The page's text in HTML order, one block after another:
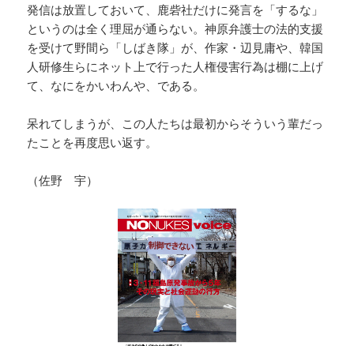
発信は放置しておいて、鹿砦社だけに発言を「するな」
というのは全く理屈が通らない。神原弁護士の法的支援
を受けて野間ら「しばき隊」が、作家・辺見庸や、韓国
人研修生らにネット上で行った人権侵害行為は棚に上げ
て、なにをかいわんや、である。
呆れてしまうが、この人たちは最初からそういう輩だっ
たことを再度思い返す。
（佐野 宇）